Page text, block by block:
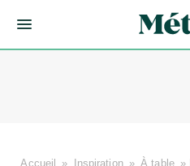
Accueil » Inspiration » À table »